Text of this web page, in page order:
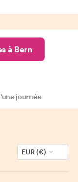
à Bern
journée
EUR (€)